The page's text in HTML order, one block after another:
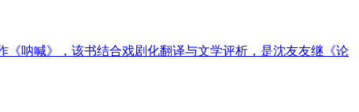
《呐喊》，该书结合戏剧化翻译与文学评析，是沈友友继《论